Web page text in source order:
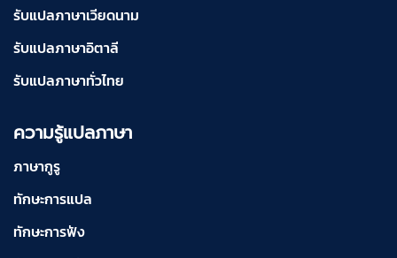
รับแปลภาษาเวียดนาม
รับแปลภาษาอิตาลี
รับแปลภาษาทั่วไทย
ความรู้แปลภาษา
ภาษากูรู
ทักษะการแปล
ทักษะการฟัง